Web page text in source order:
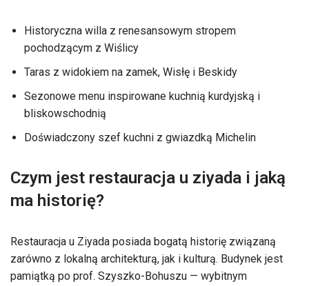
Historyczna willa z renesansowym stropem
pochodzącym z Wiślicy
Taras z widokiem na zamek, Wisłę i Beskidy
Sezonowe menu inspirowane kuchnią kurdyjską i
bliskowschodnią
Doświadczony szef kuchni z gwiazdką Michelin
Czym jest restauracja u ziyada i jaką
ma historię?
Restauracja u Ziyada posiada bogatą historię związaną
zarówno z lokalną architekturą, jak i kulturą. Budynek jest
pamiątką po prof. Szyszko-Bohuszu — wybitnym